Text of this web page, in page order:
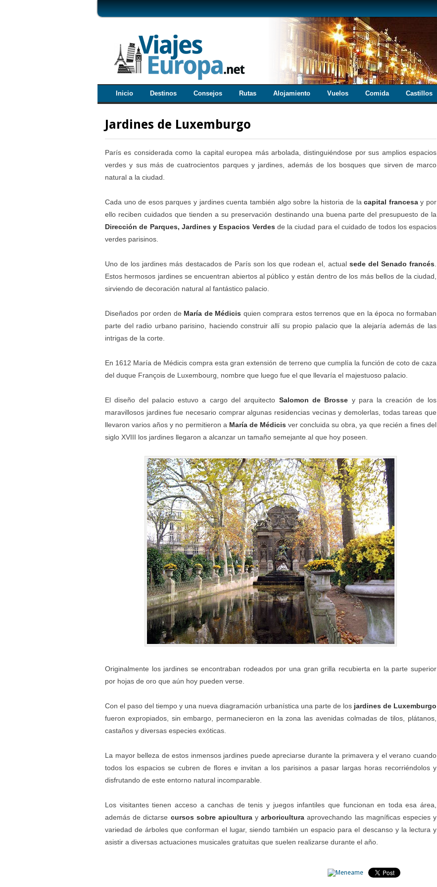
Inicio Destinos Consejos Rutas Alojamiento Vuelos Comida Castillos
Jardines de Luxemburgo
París es considerada como la capital europea más arbolada, distinguiéndose por sus amplios espacios
verdes y sus más de cuatrocientos parques y jardines, además de los bosques que sirven de marco
natural a la ciudad.
Cada uno de esos parques y jardines cuenta también algo sobre la historia de lacapital francesay por
ello reciben cuidados que tienden a su preservación destinando una buena parte del presupuesto de la
Dirección de Parques, Jardines y Espacios Verdes de la ciudad para el cuidado de todos los espacios
verdes parisinos.
Uno de los jardines más destacados de París son los que rodean el, actual sede del Senado francés.
Estos hermosos jardines se encuentran abiertos al público y están dentro de los más bellos de la ciudad,
sirviendo de decoración natural al fantástico palacio.
Diseñados por orden de María de Médicis quien comprara estos terrenos que en la época no formaban
parte del radio urbano parisino, haciendo construir allí su propio palacio que la alejaría además de las
intrigas de la corte.
En 1612 María de Médicis compra esta gran extensión de terreno que cumplía la función de coto de caza
del duque François de Luxembourg, nombre que luego fue el que llevaría el majestuoso palacio.
El diseño del palacio estuvo a cargo del arquitecto Salomon de Brosse y para la creación de los
maravillosos jardines fue necesario comprar algunas residencias vecinas y demolerlas, todas tareas que
llevaron varios años y no permitieron a María de Médicis ver concluida su obra, ya que recién a fines del
siglo XVIII los jardines llegaron a alcanzar un tamaño semejante al que hoy poseen.
Originalmente los jardines se encontraban rodeados por una gran grilla recubierta en la parte superior
por hojas de oro que aún hoy pueden verse.
Con el paso del tiempo y una nueva diagramación urbanística una parte de los jardines de Luxemburgo
fueron expropiados, sin embargo, permanecieron en la zona las avenidas colmadas de tilos, plátanos,
castaños y diversas especies exóticas.
La mayor belleza de estos inmensos jardines puede apreciarse durante la primavera y el verano cuando
todos los espacios se cubren de flores e invitan a los parisinos a pasar largas horas recorriéndolos y
disfrutando de este entorno natural incomparable.
Los visitantes tienen acceso a canchas de tenis y juegos infantiles que funcionan en toda esa área,
además de dictarse cursos sobre apiculturay arboricultura aprovechando las magníficas especies y
variedad de árboles que conforman el lugar, siendo también un espacio para el descanso y la lectura y
asistir a diversas actuaciones musicales gratuitas que suelen realizarse durante el año.